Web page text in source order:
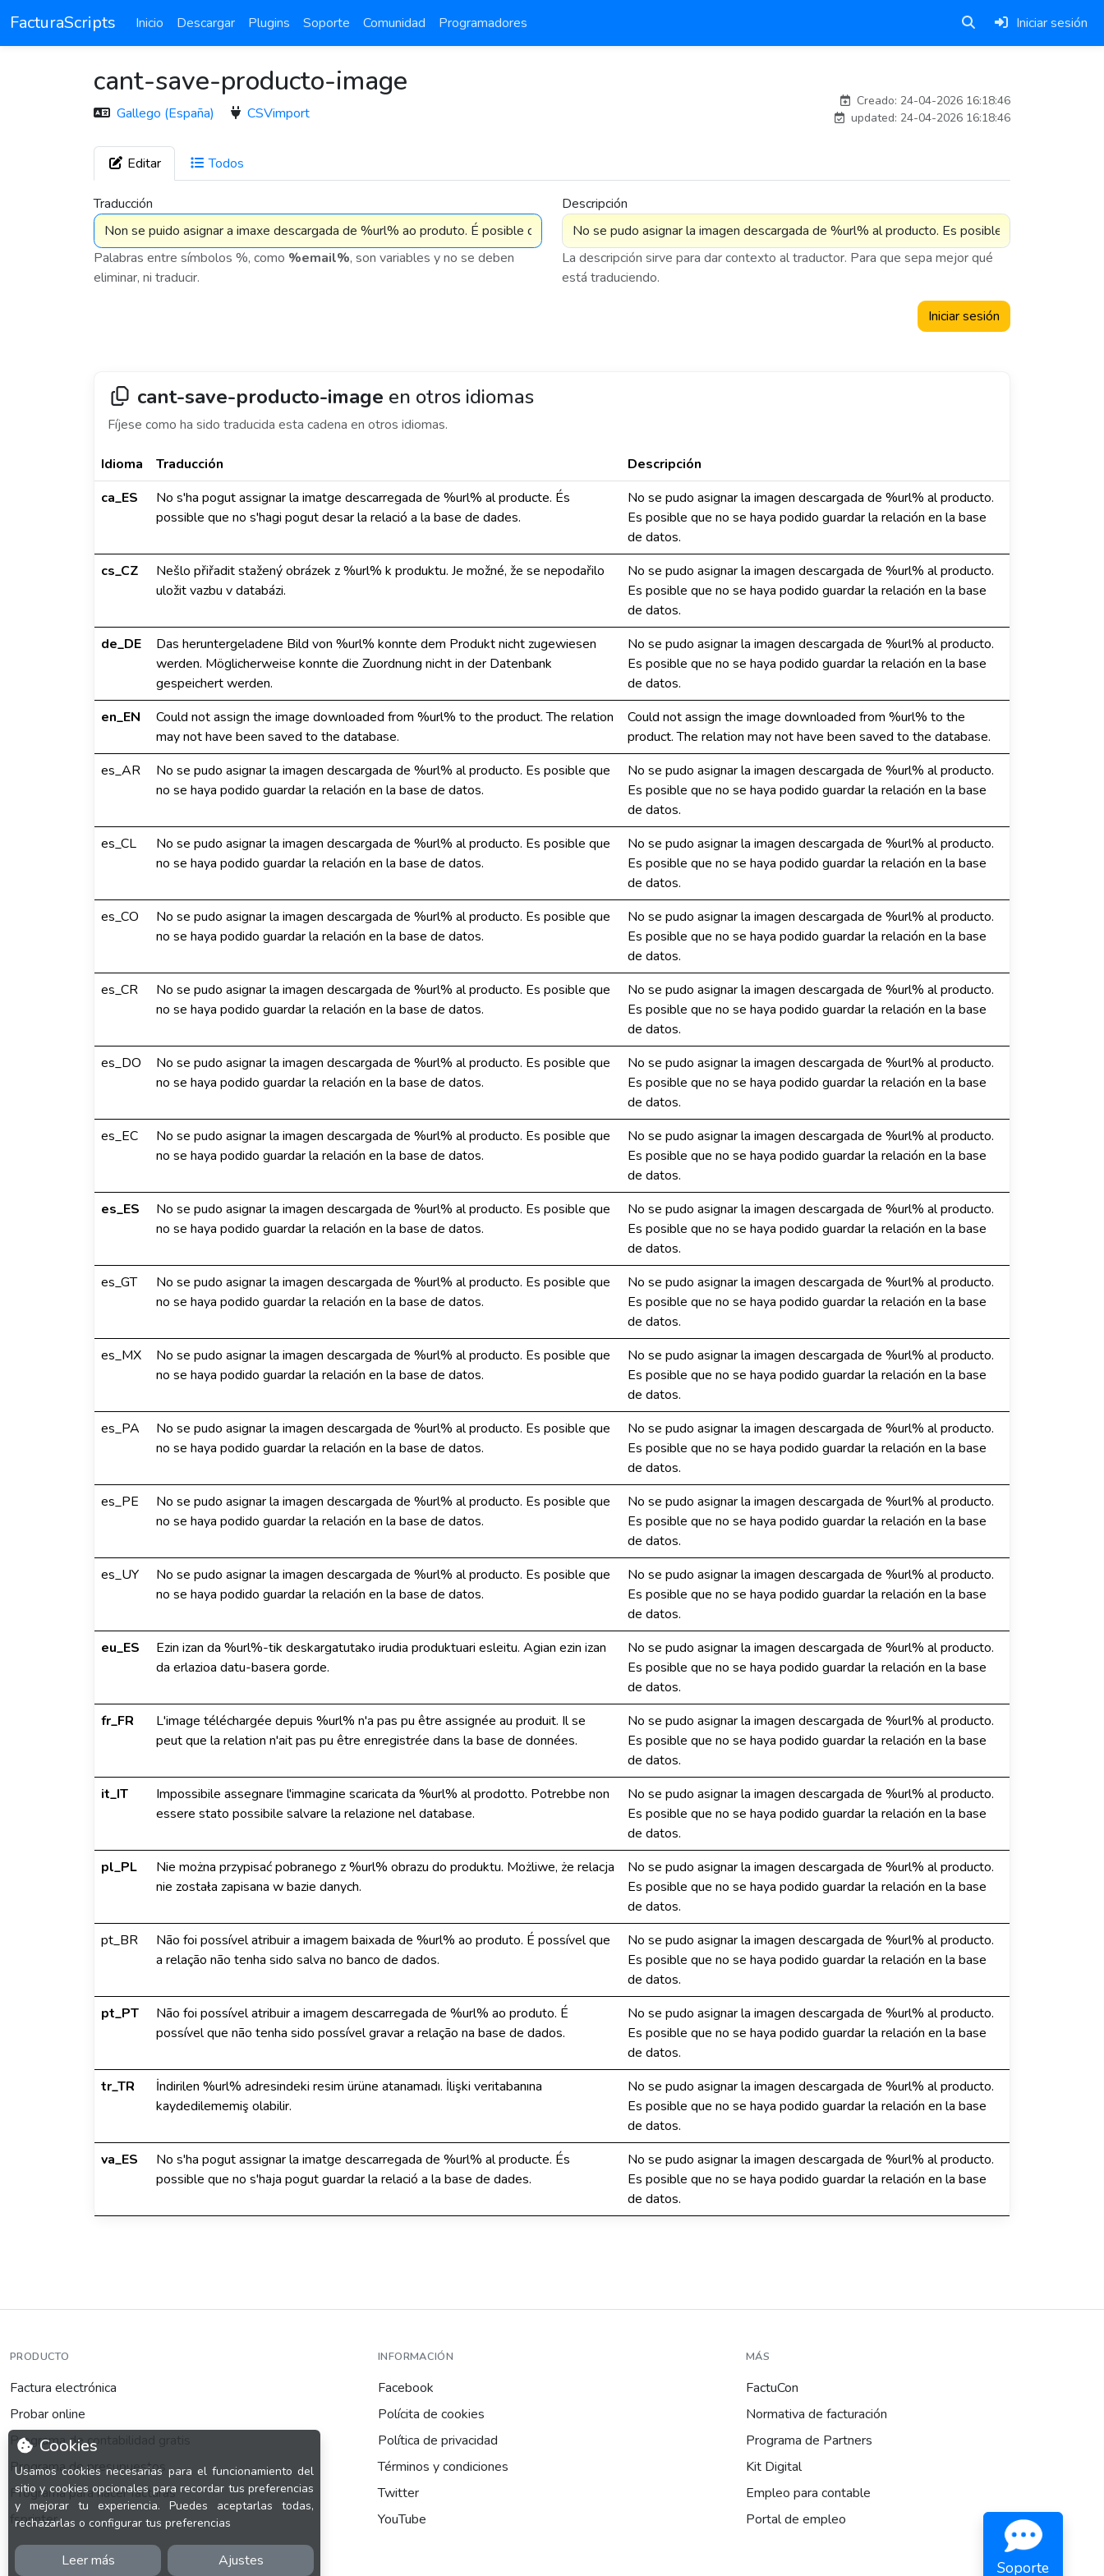
FacturaScripts Inicio Descargar Plugins Soporte Comunidad Programadores Iniciar sesión
cant-save-producto-image
Gallego (España) CSVimport
Creado: 24-04-2026 16:18:46
updated: 24-04-2026 16:18:46
Editar Todos
Traducción
Palabras entre símbolos %, como %email%, son variables y no se deben
eliminar, ni traducir.
Descripción
La descripción sirve para dar contexto al traductor. Para que sepa mejor qué
está traduciendo.
Iniciar sesión
cant-save-producto-image en otros idiomas
Fíjese como ha sido traducida esta cadena en otros idiomas.
Idioma Traducción
Descripción
ca_ES
No s'ha pogut assignar la imatge descarregada de %url% al producte. És
possible que no s'hagi pogut desar la relació a la base de dades.
No se pudo asignar la imagen descargada de %url% al producto.
Es posible que no se haya podido guardar la relación en la base
de datos.
cs_CZ
Nešlo přiřadit stažený obrázek z %url% k produktu. Je možné, že se nepodařilo
uložit vazbu v databázi.
No se pudo asignar la imagen descargada de %url% al producto.
Es posible que no se haya podido guardar la relación en la base
de datos.
de_DE
Das heruntergeladene Bild von %url% konnte dem Produkt nicht zugewiesen
werden. Möglicherweise konnte die Zuordnung nicht in der Datenbank
gespeichert werden.
No se pudo asignar la imagen descargada de %url% al producto.
Es posible que no se haya podido guardar la relación en la base
de datos.
en_EN
Could not assign the image downloaded from %url% to the product. The relation
may not have been saved to the database.
Could not assign the image downloaded from %url% to the
product. The relation may not have been saved to the database.
es_AR
No se pudo asignar la imagen descargada de %url% al producto. Es posible que
no se haya podido guardar la relación en la base de datos.
No se pudo asignar la imagen descargada de %url% al producto.
Es posible que no se haya podido guardar la relación en la base
de datos.
es_CL
No se pudo asignar la imagen descargada de %url% al producto. Es posible que
no se haya podido guardar la relación en la base de datos.
No se pudo asignar la imagen descargada de %url% al producto.
Es posible que no se haya podido guardar la relación en la base
de datos.
es_CO
No se pudo asignar la imagen descargada de %url% al producto. Es posible que
no se haya podido guardar la relación en la base de datos.
No se pudo asignar la imagen descargada de %url% al producto.
Es posible que no se haya podido guardar la relación en la base
de datos.
es_CR
No se pudo asignar la imagen descargada de %url% al producto. Es posible que
no se haya podido guardar la relación en la base de datos.
No se pudo asignar la imagen descargada de %url% al producto.
Es posible que no se haya podido guardar la relación en la base
de datos.
es_DO
No se pudo asignar la imagen descargada de %url% al producto. Es posible que
no se haya podido guardar la relación en la base de datos.
No se pudo asignar la imagen descargada de %url% al producto.
Es posible que no se haya podido guardar la relación en la base
de datos.
es_EC
No se pudo asignar la imagen descargada de %url% al producto. Es posible que
no se haya podido guardar la relación en la base de datos.
No se pudo asignar la imagen descargada de %url% al producto.
Es posible que no se haya podido guardar la relación en la base
de datos.
es_ES
No se pudo asignar la imagen descargada de %url% al producto. Es posible que
no se haya podido guardar la relación en la base de datos.
No se pudo asignar la imagen descargada de %url% al producto.
Es posible que no se haya podido guardar la relación en la base
de datos.
es_GT
No se pudo asignar la imagen descargada de %url% al producto. Es posible que
no se haya podido guardar la relación en la base de datos.
No se pudo asignar la imagen descargada de %url% al producto.
Es posible que no se haya podido guardar la relación en la base
de datos.
es_MX
No se pudo asignar la imagen descargada de %url% al producto. Es posible que
no se haya podido guardar la relación en la base de datos.
No se pudo asignar la imagen descargada de %url% al producto.
Es posible que no se haya podido guardar la relación en la base
de datos.
es_PA
No se pudo asignar la imagen descargada de %url% al producto. Es posible que
no se haya podido guardar la relación en la base de datos.
No se pudo asignar la imagen descargada de %url% al producto.
Es posible que no se haya podido guardar la relación en la base
de datos.
es_PE
No se pudo asignar la imagen descargada de %url% al producto. Es posible que
no se haya podido guardar la relación en la base de datos.
No se pudo asignar la imagen descargada de %url% al producto.
Es posible que no se haya podido guardar la relación en la base
de datos.
es_UY
No se pudo asignar la imagen descargada de %url% al producto. Es posible que
no se haya podido guardar la relación en la base de datos.
No se pudo asignar la imagen descargada de %url% al producto.
Es posible que no se haya podido guardar la relación en la base
de datos.
eu_ES
Ezin izan da %url%-tik deskargatutako irudia produktuari esleitu. Agian ezin izan
da erlazioa datu-basera gorde.
No se pudo asignar la imagen descargada de %url% al producto.
Es posible que no se haya podido guardar la relación en la base
de datos.
fr_FR
L'image téléchargée depuis %url% n'a pas pu être assignée au produit. Il se
peut que la relation n'ait pas pu être enregistrée dans la base de données.
No se pudo asignar la imagen descargada de %url% al producto.
Es posible que no se haya podido guardar la relación en la base
de datos.
it_IT
Impossibile assegnare l'immagine scaricata da %url% al prodotto. Potrebbe non
essere stato possibile salvare la relazione nel database.
No se pudo asignar la imagen descargada de %url% al producto.
Es posible que no se haya podido guardar la relación en la base
de datos.
pl_PL
Nie można przypisać pobranego z %url% obrazu do produktu. Możliwe, że relacja
nie została zapisana w bazie danych.
No se pudo asignar la imagen descargada de %url% al producto.
Es posible que no se haya podido guardar la relación en la base
de datos.
pt_BR
Não foi possível atribuir a imagem baixada de %url% ao produto. É possível que
a relação não tenha sido salva no banco de dados.
No se pudo asignar la imagen descargada de %url% al producto.
Es posible que no se haya podido guardar la relación en la base
de datos.
pt_PT
Não foi possível atribuir a imagem descarregada de %url% ao produto. É
possível que não tenha sido possível gravar a relação na base de dados.
No se pudo asignar la imagen descargada de %url% al producto.
Es posible que no se haya podido guardar la relación en la base
de datos.
tr_TR
İndirilen %url% adresindeki resim ürüne atanamadı. İlişki veritabanına
kaydedilememiş olabilir.
No se pudo asignar la imagen descargada de %url% al producto.
Es posible que no se haya podido guardar la relación en la base
de datos.
va_ES
No s'ha pogut assignar la imatge descarregada de %url% al producte. És
possible que no s'haja pogut guardar la relació a la base de dades.
No se pudo asignar la imagen descargada de %url% al producto.
Es posible que no se haya podido guardar la relación en la base
de datos.
Cookies
Usamos cookies necesarias para el funcionamiento del
sitio y cookies opcionales para recordar tus preferencias
y mejorar tu experiencia. Puedes aceptarlas todas,
rechazarlas o configurar tus preferencias
Leer más Ajustes
PRODUCTO
Factura electrónica
Probar online
Programa de contabilidad gratis
Programa de presupuestos
Programa para hacer facturas
fsprinter
INFORMACIÓN
Facebook
Polícita de cookies
Política de privacidad
Términos y condiciones
Twitter
YouTube
MÁS
FactuCon
Normativa de facturación
Programa de Partners
Kit Digital
Empleo para contable
Portal de empleo
Soporte